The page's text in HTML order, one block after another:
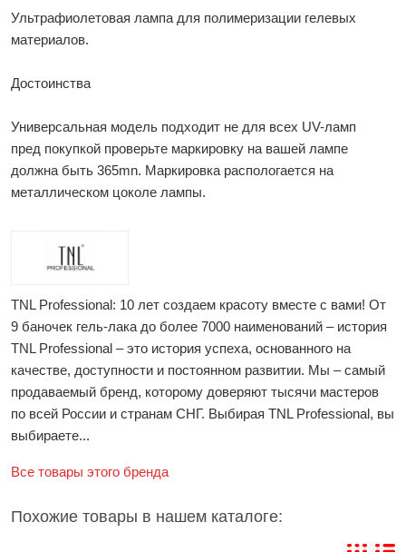
Ультрафиолетовая лампа для полимеризации гелевых
материалов.
Достоинства
Универсальная модель подходит не для всех UV-ламп
пред покупкой проверьте маркировку на вашей лампе
должна быть 365mn. Маркировка распологается на
металлическом цоколе лампы.
TNL Professional: 10 лет создаем красоту вместе с вами! От
9 баночек гель-лака до более 7000 наименований – история
TNL Professional – это история успеха, основанного на
качестве, доступности и постоянном развитии. Мы – самый
продаваемый бренд, которому доверяют тысячи мастеров
по всей России и странам СНГ. Выбирая TNL Professional, вы
выбираете...
Все товары этого бренда
Похожие товары в нашем каталоге: